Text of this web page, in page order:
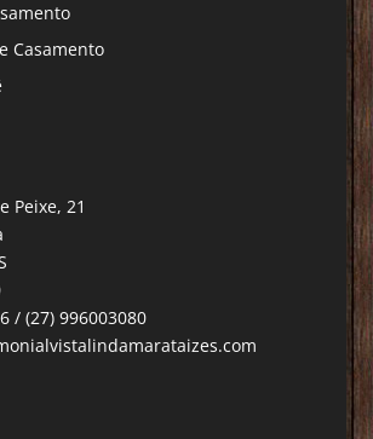
Casamento
Peixe, 21
/ (27) 996003080